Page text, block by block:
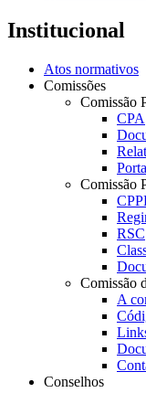
Institucional
Atos normativos
Comissões
Comissão
CPA
Comissão
RSC
Comissão
A
Conselhos